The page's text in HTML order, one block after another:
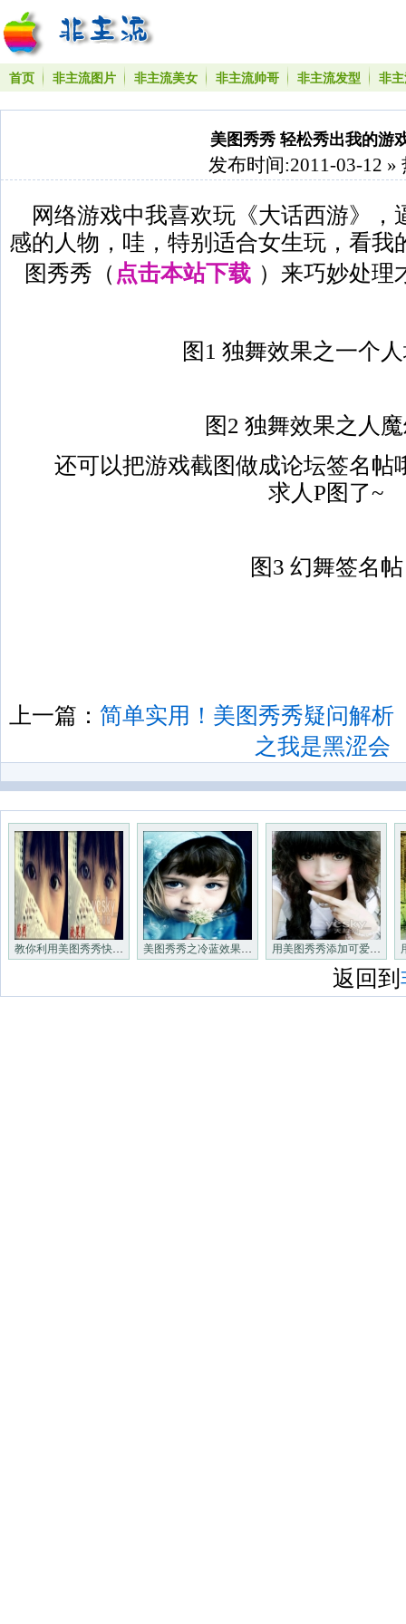
首页 非主流图片 非主流美女 非主流帅哥 非主流发型 非
美图秀秀 轻松秀出我的游
发布时间:2011-03-12 »
网络游戏中我喜欢玩《大话西游》，
感的人物，哇，特别适合女生玩，看我
图秀秀（ 点击本站下载 ）来巧妙处理
图1 独舞效果之一个
图2 独舞效果之人
还可以把游戏截图做成论坛签名帖
求人P图了~
图3 幻舞签名帖
上一篇： 简单实用！美图秀秀疑问解析
之我是黑涩会
教你利用美图秀秀快速打造非主 美图秀秀之冷蓝效果 打造蓝色 用美图秀秀添加可爱边框轻松成
返回到